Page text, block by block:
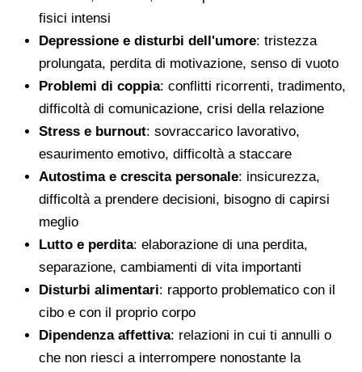
fisici intensi
Depressione e disturbi dell'umore: tristezza
prolungata, perdita di motivazione, senso di vuoto
Problemi di coppia: conflitti ricorrenti, tradimento,
difficoltà di comunicazione, crisi della relazione
Stress e burnout: sovraccarico lavorativo,
esaurimento emotivo, difficoltà a staccare
Autostima e crescita personale: insicurezza,
difficoltà a prendere decisioni, bisogno di capirsi
meglio
Lutto e perdita: elaborazione di una perdita,
separazione, cambiamenti di vita importanti
Disturbi alimentari: rapporto problematico con il
cibo e con il proprio corpo
Dipendenza affettiva: relazioni in cui ti annulli o
che non riesci a interrompere nonostante la